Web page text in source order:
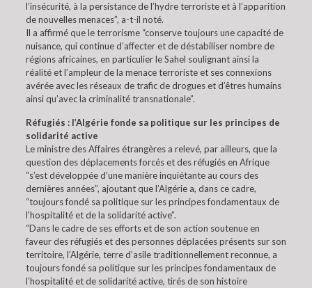
l’insécurité, à la persistance de l’hydre terroriste et à l’apparition
de nouvelles menaces”, a-t-il noté.
Il a affirmé que le terrorisme “conserve toujours une capacité de
nuisance, qui continue d’affecter et de déstabiliser nombre de
régions africaines, en particulier le Sahel soulignant ainsi la
réalité et l’ampleur de la menace terroriste et ses connexions
avérée avec les réseaux de trafic de drogues et d’êtres humains
ainsi qu’avec la criminalité transnationale”.
Réfugiés : l’Algérie fonde sa politique sur les principes de
solidarité active
Le ministre des Affaires étrangères a relevé, par ailleurs, que la
question des déplacements forcés et des réfugiés en Afrique
“s’est développée d’une manière inquiétante au cours des
dernières années”, ajoutant que l’Algérie a, dans ce cadre,
“toujours fondé sa politique sur les principes fondamentaux de
l’hospitalité et de la solidarité active”.
“Dans le cadre de ses efforts et de son action soutenue en
faveur des réfugiés et des personnes déplacées présents sur son
territoire, l’Algérie, terre d’asile traditionnellement reconnue, a
toujours fondé sa politique sur les principes fondamentaux de
l’hospitalité et de solidarité active, tirés de son histoire